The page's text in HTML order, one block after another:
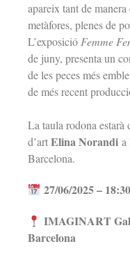
apareix tant de
metàfores, plenes de
L’exposició Femme
de juny, presenta un
de les peces més
de més recent
La taula rodona
d’artElina Norandi a
Barcelona.
27/06/2025 –
IMAGINART
Barcelona